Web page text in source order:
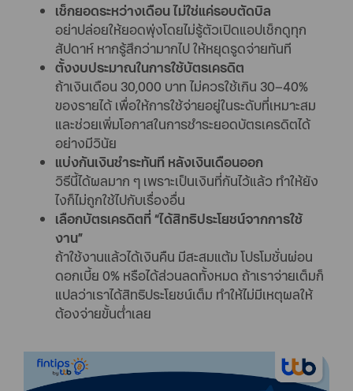
เช็กยอดระหว่างเดือน ไม่ใช่แค่รอบตัดบิล
อย่าปล่อยให้ยอดพุ่งโดยไม่รู้ตัวเปิดแอปเช็กดูทุก
สัปดาห์ หากรู้สึกว่ามากไป ให้หยุดรูดจ่ายทันที
ตั้งงบประมาณในการใช้บัตรเครดิต
ถ้าเงินเดือน 30,000 บาท ไม่ควรใช้เกิน 30–40%
ของรายได้ เพื่อให้การใช้จ่ายอยู่ในระดับที่เหมาะสม
และช่วยเพิ่มโอกาสในการชำระยอดบัตรเครดิตได้
อย่างมีวินัย
แบ่งกันเงินชำระทันที หลังเงินเดือนออก
วิธีนี้ได้ผลมาก ๆ เพราะเป็นเงินที่กันไว้แล้ว ทำให้ยัง
ไงก็ไม่ถูกใช้ไปกับเรื่องอื่น
เลือกบัตรเครดิตที่ “ได้สิทธิประโยชน์จากการใช้
งาน”
ถ้าใช้งานแล้วได้เงินคืน มีสะสมแต้ม โปรโมชั่นผ่อน
ดอกเบี้ย 0% หรือได้ส่วนลดทั้งหมด ถ้าเราจ่ายเต็มก็
แปลว่าเราได้สิทธิประโยชน์เต็ม ทำให้ไม่มีเหตุผลให้
ต้องจ่ายขั้นต่ำเลย